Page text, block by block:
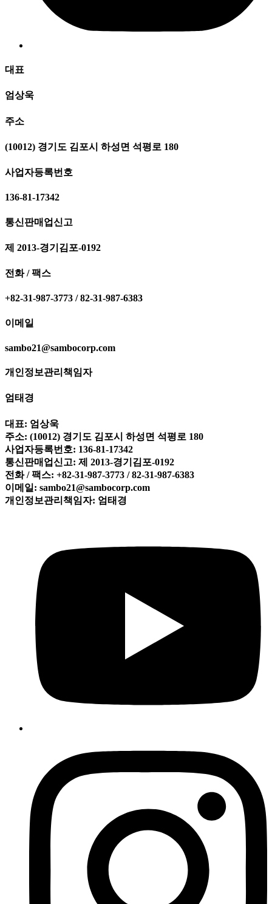
대표
엄상욱
주소
(10012) 경기도 김포시 하성면 석평로 180
사업자등록번호
136-81-17342
통신판매업신고
제 2013-경기김포-0192
전화 / 팩스
+82-31-987-3773 / 82-31-987-6383
이메일
sambo21@sambocorp.com
개인정보관리책임자
엄태경
대표: 엄상욱
주소: (10012) 경기도 김포시 하성면 석평로 180
사업자등록번호: 136-81-17342
통신판매업신고: 제 2013-경기김포-0192
전화 / 팩스: +82-31-987-3773 / 82-31-987-6383
이메일: sambo21@sambocorp.com
개인정보관리책임자: 엄태경